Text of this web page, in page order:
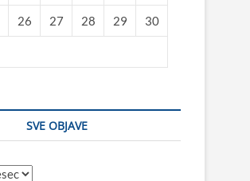
26 27 28 29 30
SVE OBJAVE